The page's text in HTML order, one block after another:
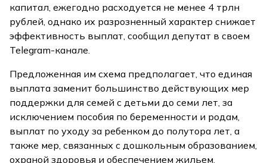
капитал, ежегодно расходуется не менее 4 трлн
рублей, однако их разрозненный характер снижает
эффективность выплат, сообщил депутат в своем
Telegram-канале.
Предложенная им схема предполагает, что единая
выплата заменит большинство действующих мер
поддержки для семей с детьми до семи лет, за
исключением пособия по беременности и родам,
выплат по уходу за ребенком до полутора лет, а
также мер, связанных с дошкольным образованием,
охраной здоровья и обеспечением жильем.